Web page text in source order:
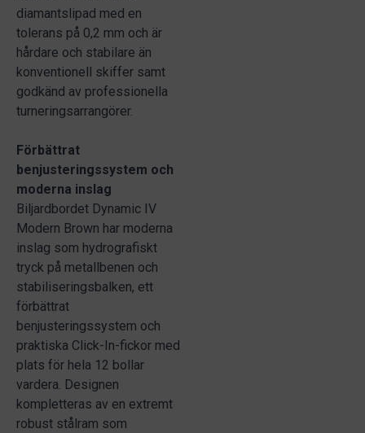
diamantslipad med en
tolerans på 0,2 mm och är
hårdare och stabilare än
konventionell skiffer samt
godkänd av professionella
turneringsarrangörer.
Förbättrat
benjusteringssystem och
moderna inslag
Biljardbordet Dynamic IV
Modern Brown har moderna
inslag som hydrografiskt
tryck på metallbenen och
stabiliseringsbalken, ett
förbättrat
benjusteringssystem och
praktiska Click-In-fickor med
plats för hela 12 bollar
vardera. Designen
kompletteras av en extremt
robust stålram som